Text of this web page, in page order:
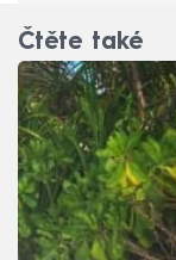
Čtěte také